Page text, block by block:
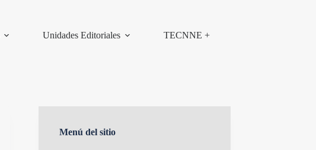
Unidades Editoriales TECNNE +
Menú del sitio